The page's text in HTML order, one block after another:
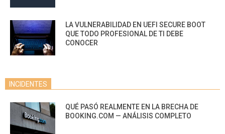
LA VULNERABILIDAD EN UEFI SECURE BOOT
QUE TODO PROFESIONAL DE TI DEBE
CONOCER
INCIDENTES
QUÉ PASÓ REALMENTE EN LA BRECHA DE
BOOKING.COM — ANÁLISIS COMPLETO